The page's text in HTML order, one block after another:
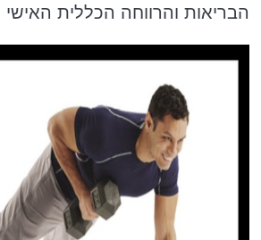
הבריאות והרווחה הכללית